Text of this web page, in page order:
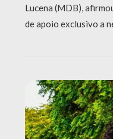
Lucena (MDB),
de apoio exclusivo a